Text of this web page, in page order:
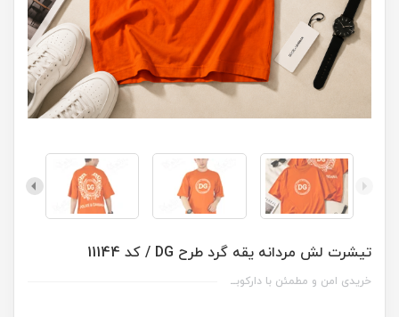
تیشرت لش مردانه یقه گرد طرح DG / کد 11144
خریدی امن و مطمئن با دارکوبــ